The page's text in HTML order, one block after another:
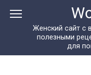
Женский сайт с
полезными
для